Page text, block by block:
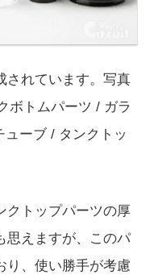
されています。写真
ボトムパーツ / ガラ
ーブ / タンクトッ
クトップパーツの厚
思えますが、このパ
り、使い勝手が考慮